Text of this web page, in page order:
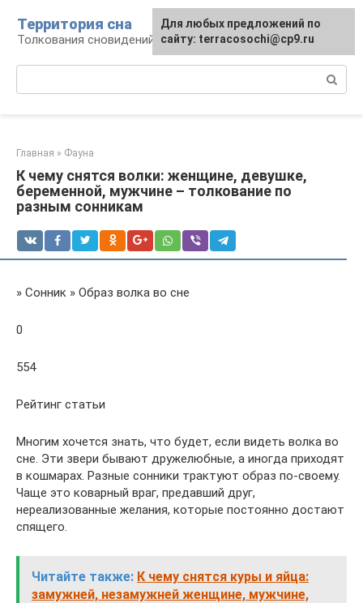
контенту
Территория сна
Толкования сновидений
Главная » Фауна
К чему снятся волки: женщине, девушке,
беременной, мужчине – толкование по
разным сонникам
» Сонник » Образ волка во сне
0
554
Рейтинг статьи
Многим хочется знать, что будет, если видеть волка во
сне. Эти звери бывают дружелюбные, а иногда приходят
в кошмарах. Разные сонники трактуют образ по-своему.
Чаще это коварный враг, предавший друг,
нереализованные желания, которые постоянно достают
спящего.
Читайте также: К чему снятся куры и яйца:
замужней, незамужней женщине, мужчине,
Для любых предложений по
сайту: terracosochi@cp9.ru